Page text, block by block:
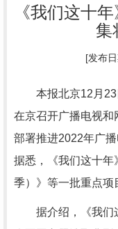
《我们这十
集
[发布
本报北京12月23
在京召开广播电视和
部署推进2022年广
据悉，《我们这十年
季）》等一批重点项
据介绍，《我们